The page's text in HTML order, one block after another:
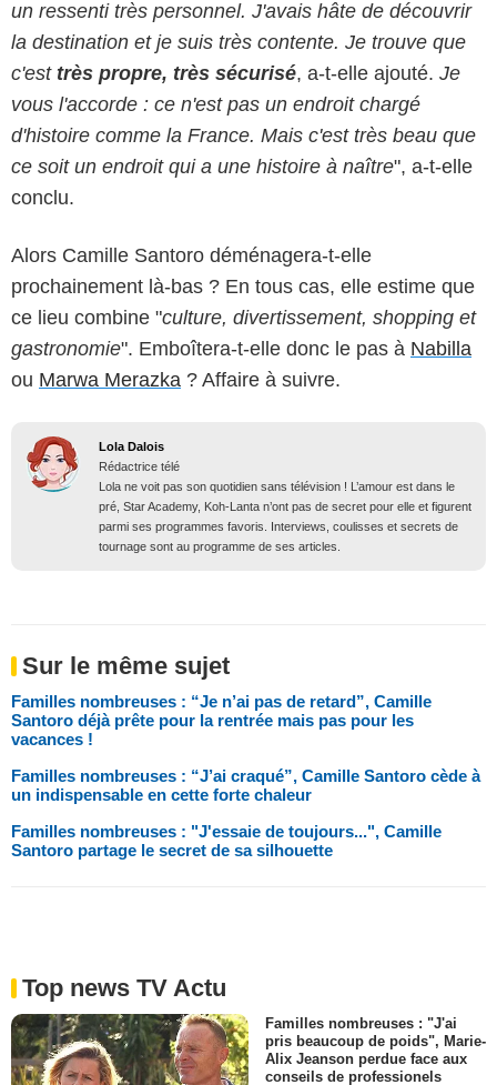
un ressenti très personnel. J'avais hâte de découvrir
la destination et je suis très contente. Je trouve que
c'est très propre, très sécurisé, a-t-elle ajouté. Je
vous l'accorde : ce n'est pas un endroit chargé
d'histoire comme la France. Mais c'est très beau que
ce soit un endroit qui a une histoire à naître", a-t-elle
conclu.
Alors Camille Santoro déménagera-t-elle
prochainement là-bas ? En tous cas, elle estime que
ce lieu combine "culture, divertissement, shopping et
gastronomie". Emboîtera-t-elle donc le pas à Nabilla
ou Marwa Merazka ? Affaire à suivre.
Lola Dalois
Rédactrice télé
Lola ne voit pas son quotidien sans télévision ! L’amour est dans le
pré, Star Academy, Koh-Lanta n’ont pas de secret pour elle et figurent
parmi ses programmes favoris. Interviews, coulisses et secrets de
tournage sont au programme de ses articles.
Sur le même sujet
Familles nombreuses : “Je n’ai pas de retard”, Camille
Santoro déjà prête pour la rentrée mais pas pour les
vacances !
Familles nombreuses : “J’ai craqué”, Camille Santoro cède à
un indispensable en cette forte chaleur
Familles nombreuses : "J'essaie de toujours...", Camille
Santoro partage le secret de sa silhouette
Top news TV Actu
Familles nombreuses : "J'ai
pris beaucoup de poids", Marie-
Alix Jeanson perdue face aux
conseils de professionels